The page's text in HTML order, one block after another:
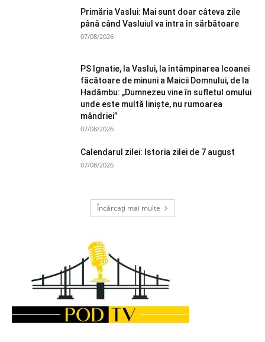
Primăria Vaslui: Mai sunt doar câteva zile
până când Vasluiul va intra în sărbătoare
07/08/2026
PS Ignatie, la Vaslui, la întâmpinarea Icoanei
făcătoare de minuni a Maicii Domnului, de la
Hadâmbu: „Dumnezeu vine în sufletul omului
unde este multă liniște, nu rumoarea
mândriei”
07/08/2026
Calendarul zilei: Istoria zilei de 7 august
07/08/2026
Încărcați mai multe